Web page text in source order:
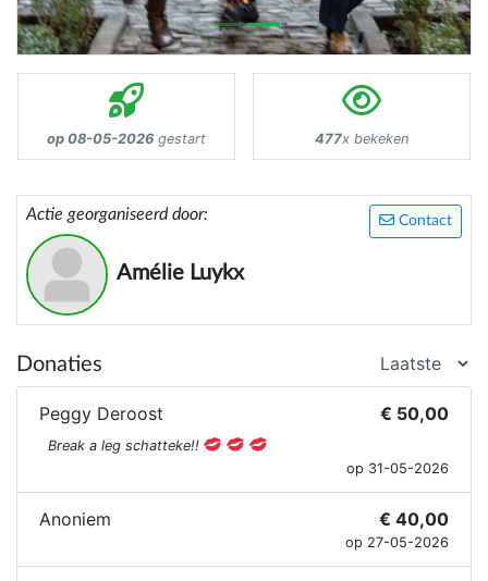
op 08-05-2026 gestart 477x bekeken
Contact
Actie georganiseerd door:
Amélie Luykx
Donaties
Peggy Deroost € 50,00
Break a leg schatteke!!
op 31-05-2026
Anoniem € 40,00
op 27-05-2026